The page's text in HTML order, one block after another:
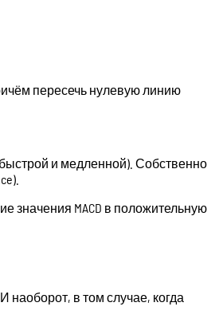
пересечь нулевую линию
и медленной). Собственно
значения MACD в положительную
наоборот, в том случае, когда